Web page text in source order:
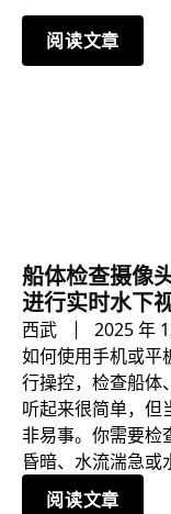
阅读文章
船体检查摄像
进行实时水下
西武 2025 年
如何使用手机或平
行操控，检查船体
听起来很简单，但
非易事。你需要检
昏暗、水流湍急
阅读文章